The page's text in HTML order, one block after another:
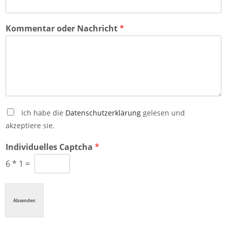
Kommentar oder Nachricht*
Ich habe die Datenschutzerklärung gelesen und
akzeptiere sie.
Individuelles Captcha *
6* 1 =
Absenden